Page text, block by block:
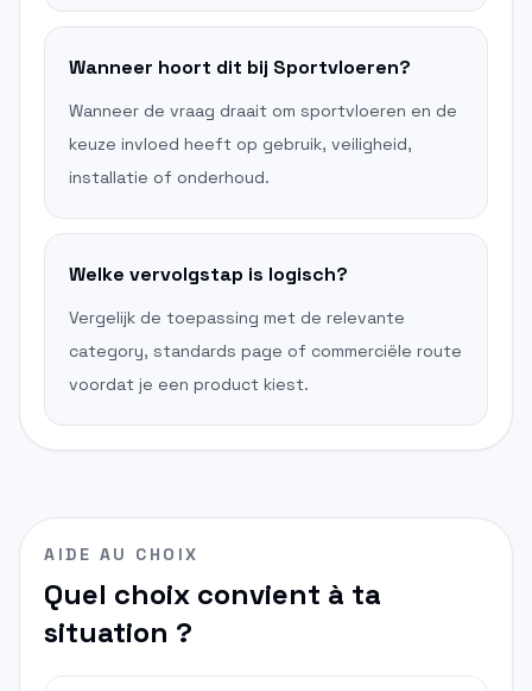
Wanneer hoort dit bij Sportvloeren?
Wanneer de vraag draait om sportvloeren en de
keuze invloed heeft op gebruik, veiligheid,
installatie of onderhoud.
Welke vervolgstap is logisch?
Vergelijk de toepassing met de relevante
category, standards page of commerciële route
voordat je een product kiest.
AIDE AU CHOIX
Quel choix convient à ta
situation ?